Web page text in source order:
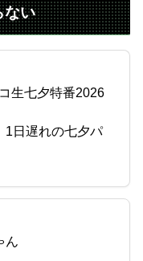
ない
生七夕特番2026
日遅れの七夕パ
ん